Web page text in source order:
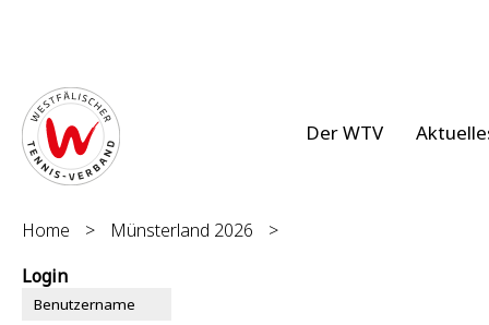
Der WTV
Home > Münsterland 2026
>
Login